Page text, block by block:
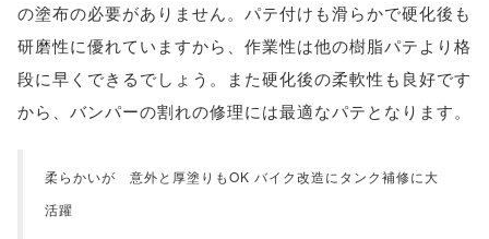
の塗布の必要がありません。パテ付けも滑らかで硬化後も
研磨性に優れていますから、作業性は他の樹脂パテより格
段に早くできるでしょう。また硬化後の柔軟性も良好です
から、バンパーの割れの修理には最適なパテとなります。
柔らかいが 意外と厚塗りもOK バイク改造にタンク補修に大
活躍